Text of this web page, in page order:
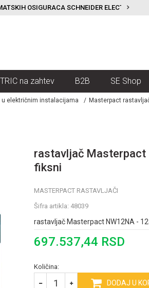
OSIGURACA SCHNEIDER ELECTRIC
na zahtev B2B SE Shop
u električnim instalacijama Masterpact
rastavljač Masterpact
fiksni
MASTERPACT RASTAVLJAČI
Šifra artikla: 48039
rastavljač Masterpact NW12NA -
697.537,44 RSD
Količina:
DODAJ U